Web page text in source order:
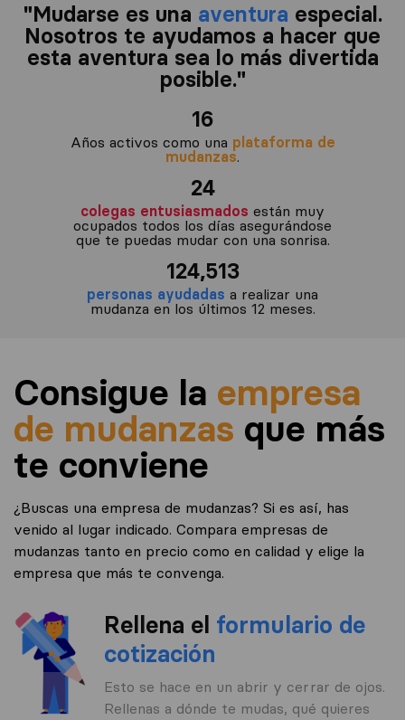
"Mudarse es una aventura especial.
Nosotros te ayudamos a hacer que
esta aventura sea lo más divertida
posible."
16
Años activos como una plataforma de
mudanzas.
24
colegas entusiasmados están muy
ocupados todos los días asegurándose
que te puedas mudar con una sonrisa.
124,513
personas ayudadas a realizar una
mudanza en los últimos 12 meses.
Consigue la empresa
de mudanzas que más
te conviene
¿Buscas una empresa de mudanzas? Si es así, has
venido al lugar indicado. Compara empresas de
mudanzas tanto en precio como en calidad y elige la
empresa que más te convenga.
Rellena el formulario de
cotización
Esto se hace en un abrir y cerrar de ojos.
Rellenas a dónde te mudas, qué quieres